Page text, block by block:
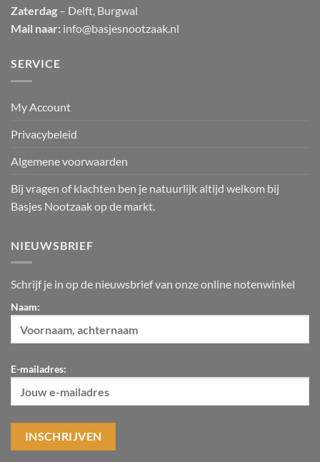
Zaterdag – Delft, Burgwal
Mail naar: info@basjesnootzaak.nl
SERVICE
My Account
Privacybeleid
Algemene voorwaarden
Bij vragen of klachten ben je natuurlijk altijd welkom bij
Basjes Nootzaak op de markt.
NIEUWSBRIEF
Schrijf je in op de nieuwsbrief van onze online notenwinkel
Naam:
E-mailadres: